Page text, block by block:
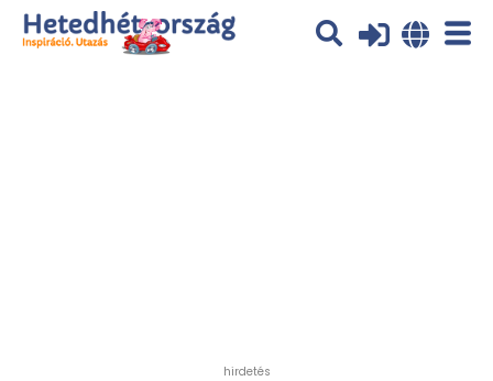
Az oldal sütiket (cookies) használ. További tájékoztatás itt:
Adatvédelmi tájékoztató
hirdetés